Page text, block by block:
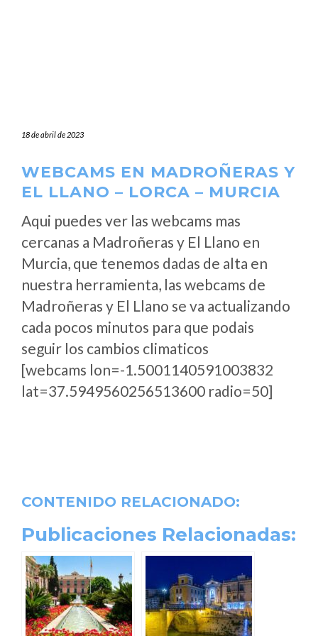
18 de abril de 2023
WEBCAMS EN MADROÑERAS Y
EL LLANO – LORCA – MURCIA
Aqui puedes ver las webcams mas
cercanas a Madroñeras y El Llano en
Murcia, que tenemos dadas de alta en
nuestra herramienta, las webcams de
Madroñeras y El Llano se va actualizando
cada pocos minutos para que podais
seguir los cambios climaticos
[webcams lon=-1.5001140591003832
lat=37.5949560256513600 radio=50]
CONTENIDO RELACIONADO:
Publicaciones Relacionadas: